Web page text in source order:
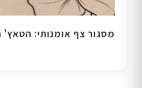
מסגור צף אומנותי: